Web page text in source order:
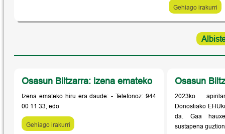
Gehiago irakurri
Osasun Biltzarra: izena emateko
Izena emateko hiru era daude: - Telefonoz: 944
00 11 33, edo
Gehiago irakurri
Osasun
2023ko
Donostiako
da. Gaa
sustapena